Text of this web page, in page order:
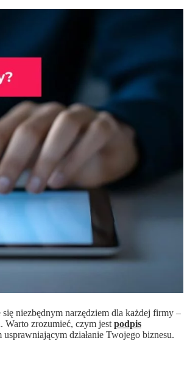
niezbędnym narzędziem dla każdej firmy –
Warto zrozumieć, czym jest podpis
działanie Twojego biznesu.